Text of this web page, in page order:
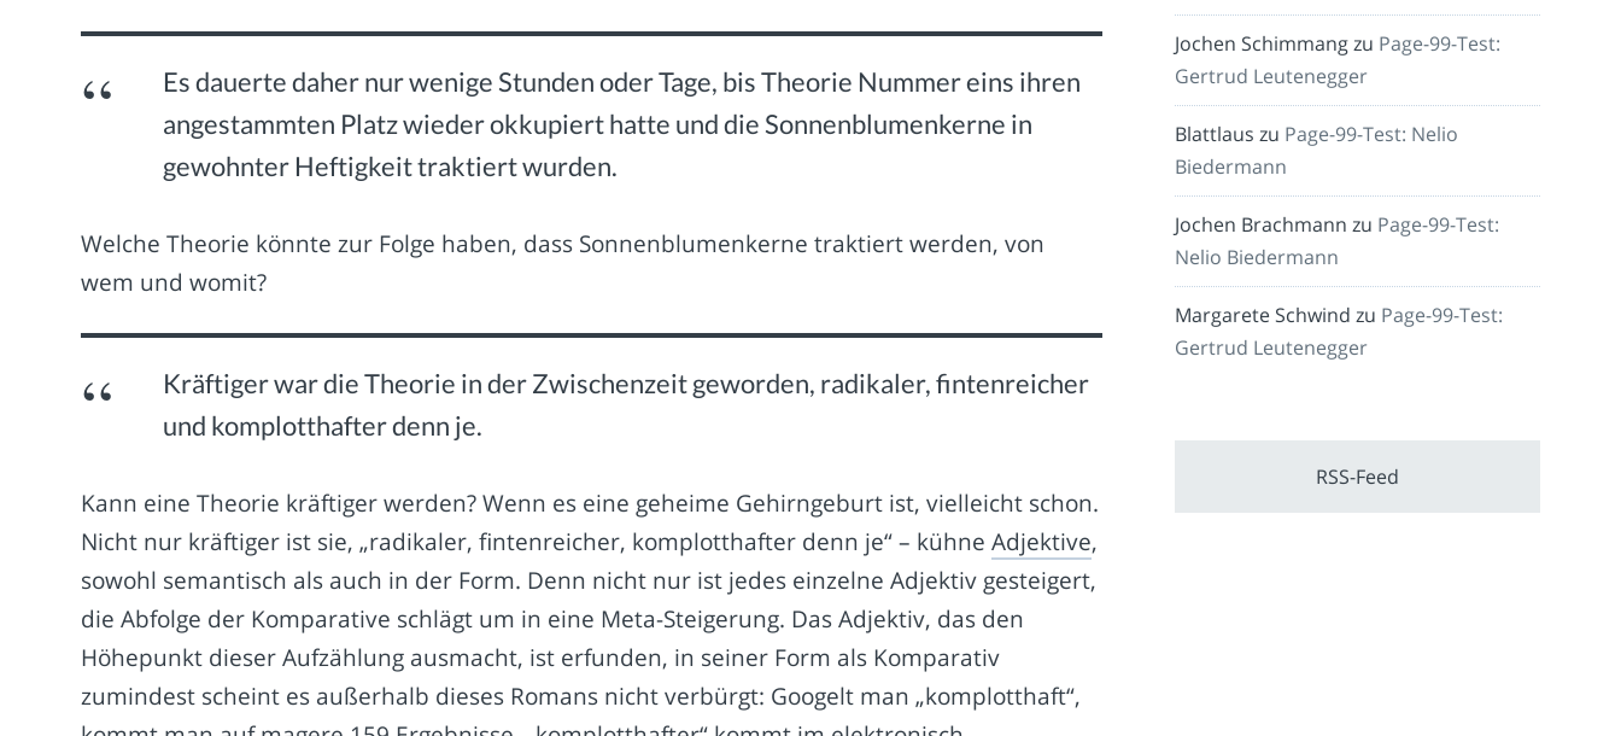
Es dauerte daher nur wenige Stunden oder Tage, bis Theorie Nummer eins ihren
angestammten Platz wieder okkupiert hatte und die Sonnenblumenkerne in
gewohnter Heftigkeit traktiert wurden.
Welche Theorie könnte zur Folge haben, dass Sonnenblumenkerne traktiert werden, von
wem und womit?
Kräftiger war die Theorie in der Zwischenzeit geworden, radikaler, fintenreicher
und komplotthafter denn je.
Kann eine Theorie kräftiger werden? Wenn es eine geheime Gehirngeburt ist, vielleicht schon.
Nicht nur kräftiger ist sie, „radikaler, fintenreicher, komplotthafter denn je“ – kühneAdjektive,
sowohl semantisch als auch in der Form. Denn nicht nur ist jedes einzelne Adjektiv gesteigert,
die Abfolge der Komparative schlägt um in eine Meta-Steigerung. Das Adjektiv, das den
Höhepunkt dieser Aufzählung ausmacht, ist erfunden, in seiner Form als Komparativ
zumindest scheint es außerhalb dieses Romans nicht verbürgt: Googelt man „komplotthaft“,
Jochen Schimmangzu Page-99-Test:
Gertrud Leutenegger
Blattlaus zu Page-99-Test: Nelio
Biedermann
Jochen Brachmann zu Page-99-Test:
Nelio Biedermann
Margarete Schwind zu Page-99-Test:
Gertrud Leutenegger
RSS-Feed